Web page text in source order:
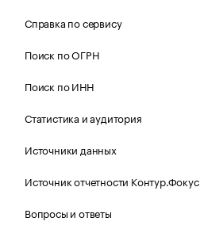
Справка по сервису
Поиск по ОГРН
Поиск по ИНН
Статистика и аудитория
Источники данных
Источник отчетности Контур.Фокус
Вопросы и ответы